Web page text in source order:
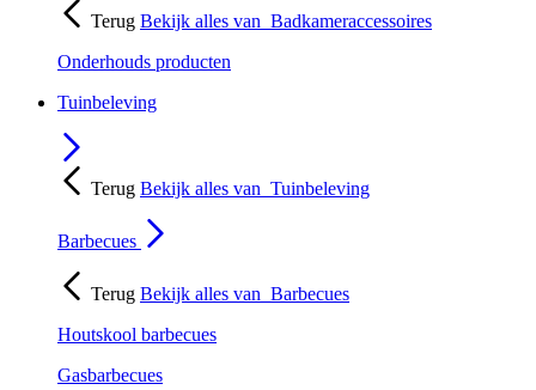
Terug Bekijk alles van Badkameraccessoires
Onderhouds producten
Tuinbeleving
Terug Bekijk alles van Tuinbeleving
Barbecues
Terug Bekijk alles van Barbecues
Houtskool barbecues
Gasbarbecues